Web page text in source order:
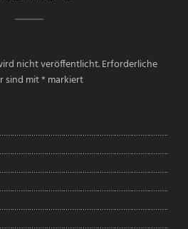
nicht veröffentlicht.Erforderliche
sind mit* markiert